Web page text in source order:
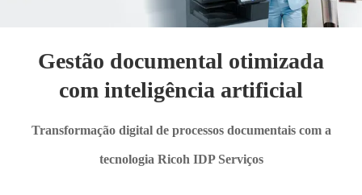
Gestão documental otimizada
com inteligência artificial
Transformação digital de processos documentais com a
tecnologia Ricoh IDP Serviços